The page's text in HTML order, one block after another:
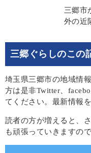
三郷市
外の近
三郷ぐらしのこの
埼玉県三郷市の地域情
方は是非Twitter、
てください。最新情報
読者の方が増えると、
も頑張っていきますの